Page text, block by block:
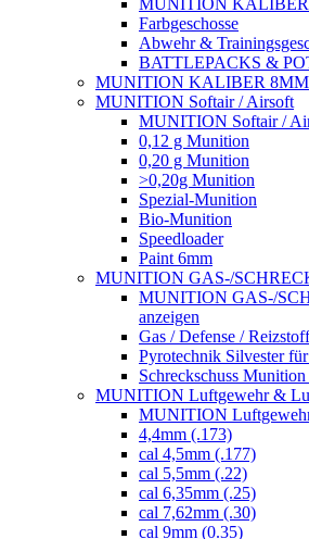
MUNITION KALIBER
Farbgeschosse
Abwehr &
BATTLEPACKS &
MUNITION KALIBER
MUNITION Softair / Airsoft
MUNITION Softair /
0,12 g Munition
0,20 g Munition
>0,20g Munition
Spezial-Munition
Bio-Munition
Speedloader
Paint 6mm
MUNITION GAS-/
MUNITION GAS-/
anzeigen
Gas / Defense /
Pyrotechnik Silvester
Schreckschuss Munition
MUNITION Luftgewehr &
MUNITION
4,4mm (.173)
cal 4,5mm (.177)
cal 5,5mm (.22)
cal 6,35mm (.25)
cal 7,62mm (.30)
cal 9mm (0.35)